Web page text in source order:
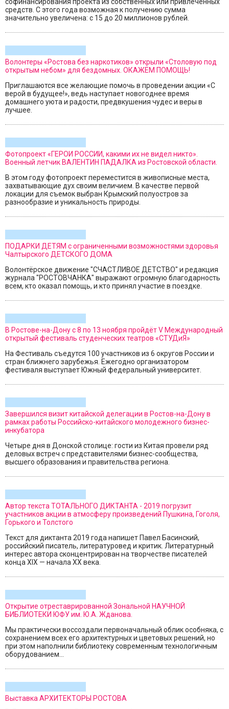
софинансирования проекта из собственных или привлеченных
средств. С этого года возможная к получению сумма
значительно увеличена: с 15 до 20 миллионов рублей.
Волонтеры «Ростова без наркотиков» открыли «Столовую под
открытым небом» для бездомных. ОКАЖЕМ ПОМОЩЬ!
Приглашаются все желающие помочь в проведении акции «С
верой в будущее!», ведь наступает новогоднее время
домашнего уюта и радости, предвкушения чудес и веры в
лучшее.
Фотопроект «ГЕРОИ РОССИИ, какими их не видел никто».
Военный летчик ВАЛЕНТИН ПАДАЛКА из Ростовской области.
В этом году фотопроект переместится в живописные места,
захватывающие дух своим величием. В качестве первой
локации для съемок выбран Крымский полуостров за
разнообразие и уникальность природы.
ПОДАРКИ ДЕТЯМ с ограниченными возможностями здоровья
Чалтырского ДЕТСКОГО ДОМА
Волонтёрское движение "СЧАСТЛИВОЕ ДЕТСТВО" и редакция
журнала "РОСТОВЧАНКА" выражают огромную благодарность
всем, кто оказал помощь, и кто принял участие в поездке.
В Ростове-на-Дону с 8 по 13 ноября пройдёт V Международный
открытый фестиваль студенческих театров «СТУДиЯ»
На Фестиваль съедутся 100 участников из 6 округов России и
стран ближнего зарубежья. Ежегодно организатором
фестиваля выступает Южный федеральный университет.
Завершился визит китайской делегации в Ростов-на-Дону в
рамках работы Российско-китайского молодежного бизнес-
инкубатора
Четыре дня в Донской столице: гости из Китая провели ряд
деловых встреч с представителями бизнес-сообщества,
высшего образования и правительства региона.
Автор текста ТОТАЛЬНОГО ДИКТАНТА - 2019 погрузит
участников акции в атмосферу произведений Пушкина, Гоголя,
Горького и Толстого
Текст для диктанта 2019 года напишет Павел Басинский,
российский писатель, литературовед и критик. Литературный
интерес автора сконцентрирован на творчестве писателей
конца XIX — начала XX века.
Открытие отреставрированной Зональной НАУЧНОЙ
БИБЛИОТЕКИ ЮФУ им. Ю.А. Жданова.
Мы практически воссоздали первоначальный облик особняка, с
сохранением всех его архитектурных и цветовых решений, но
при этом наполнили библиотеку современным технологичным
оборудованием...
Выставка АРХИТЕКТОРЫ РОСТОВА